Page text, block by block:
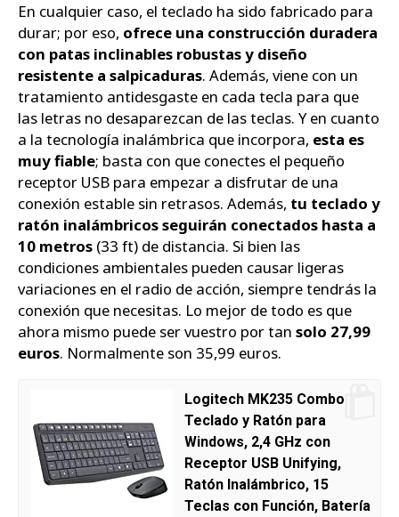
En cualquier caso, el teclado ha sido fabricado para
durar; por eso, ofrece una construcción duradera
con patas inclinables robustas y diseño
resistente a salpicaduras. Además, viene con un
tratamiento antidesgaste en cada tecla para que
las letras no desaparezcan de las teclas. Y en cuanto
a la tecnología inalámbrica que incorpora, esta es
muy fiable; basta con que conectes el pequeño
receptor USB para empezar a disfrutar de una
conexión estable sin retrasos. Además, tu teclado y
ratón inalámbricos seguirán conectados hasta a
10 metros (33 ft) de distancia. Si bien las
condiciones ambientales pueden causar ligeras
variaciones en el radio de acción, siempre tendrás la
conexión que necesitas. Lo mejor de todo es que
ahora mismo puede ser vuestro por tan solo 27,99
euros. Normalmente son 35,99 euros.
Logitech MK235 Combo
Teclado y Ratón para
Windows, 2,4 GHz con
Receptor USB Unifying,
Ratón Inalámbrico, 15
Teclas con Función, Batería